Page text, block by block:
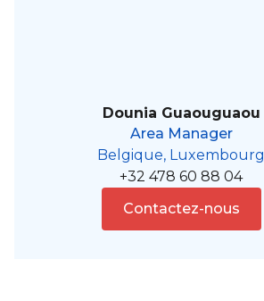
Dounia Guaouguaou
Area Manager
Belgique, Luxembourg
+32 478 60 88 04
Contactez-nous